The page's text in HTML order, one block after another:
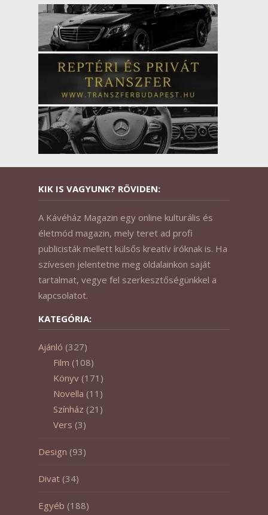
KIK IS VAGYUNK? RÖVIDEN:
A Kávéház Magazin egy online kulturális és
életmód magazin, mely teret ad profi
publicisták mellett külsős kreatív íróknak is. Ha
szívesen jelentetne meg oldalainkon saját
tartalmat, vegye fel szerkesztőségünkkel a
kapcsolatot.
KATEGÓRIA:
Ajánló (327)
Film (108)
Könyv (171)
Novella (11)
Színház (21)
Vers (3)
Design (93)
Divat (34)
Egyéb (188)